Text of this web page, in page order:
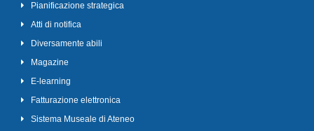
Pianificazione strategica
Atti di notifica
Diversamente abili
Magazine
E-learning
Fatturazione elettronica
Sistema Museale di Ateneo